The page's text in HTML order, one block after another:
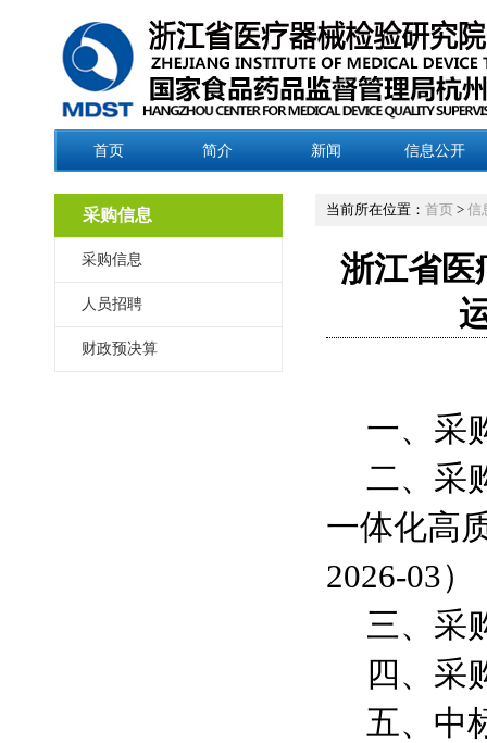
首页 简介 新闻 信息公开
采购信息
采购信息
人员招聘
财政预决算
当前所在位置： 首页 > 信
浙江省医
一、采
二、采
一体化高
2026-03）
三、采
四、采
五、中